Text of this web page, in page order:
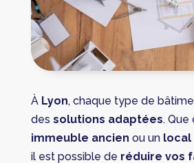
À Lyon, chaque type de
des solutions adaptées. Que
immeuble ancien ou un local
il est possible de réduire vos